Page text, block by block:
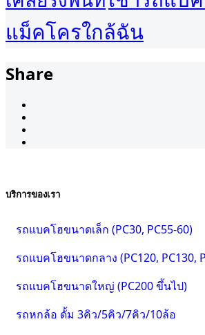
แม็คโครใกล้ฉัน
Share
บริการของเรา
รถแบคโฮขนาดเล็ก (PC30, PC55-60)
รถแบคโฮขนาดกลาง (PC120, PC130,
รถแบคโฮขนาดใหญ่ (PC200 ขึ้นไป)
รถหกล้อ ดั้ม 3คิว/5คิว/7คิว/10ล้อ